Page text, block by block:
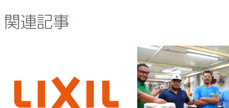
関連記事